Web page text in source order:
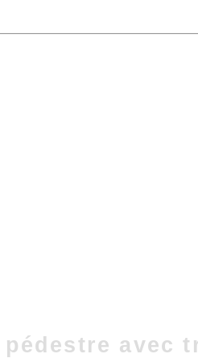
pédestre avec